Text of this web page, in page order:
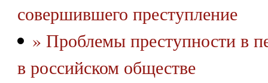
совершившего преступление
» Проблемы преступности в
в российском обществе